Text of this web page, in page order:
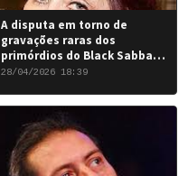
A disputa em torno de
gravações raras dos
primórdios do Black Sabbath
chegou a um desfecho
28/04/2026 18:39